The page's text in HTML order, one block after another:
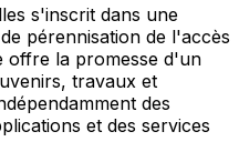
s'inscrit dans une
pérennisation de l'accès
offre la promesse d'un
travaux et
des
et des services